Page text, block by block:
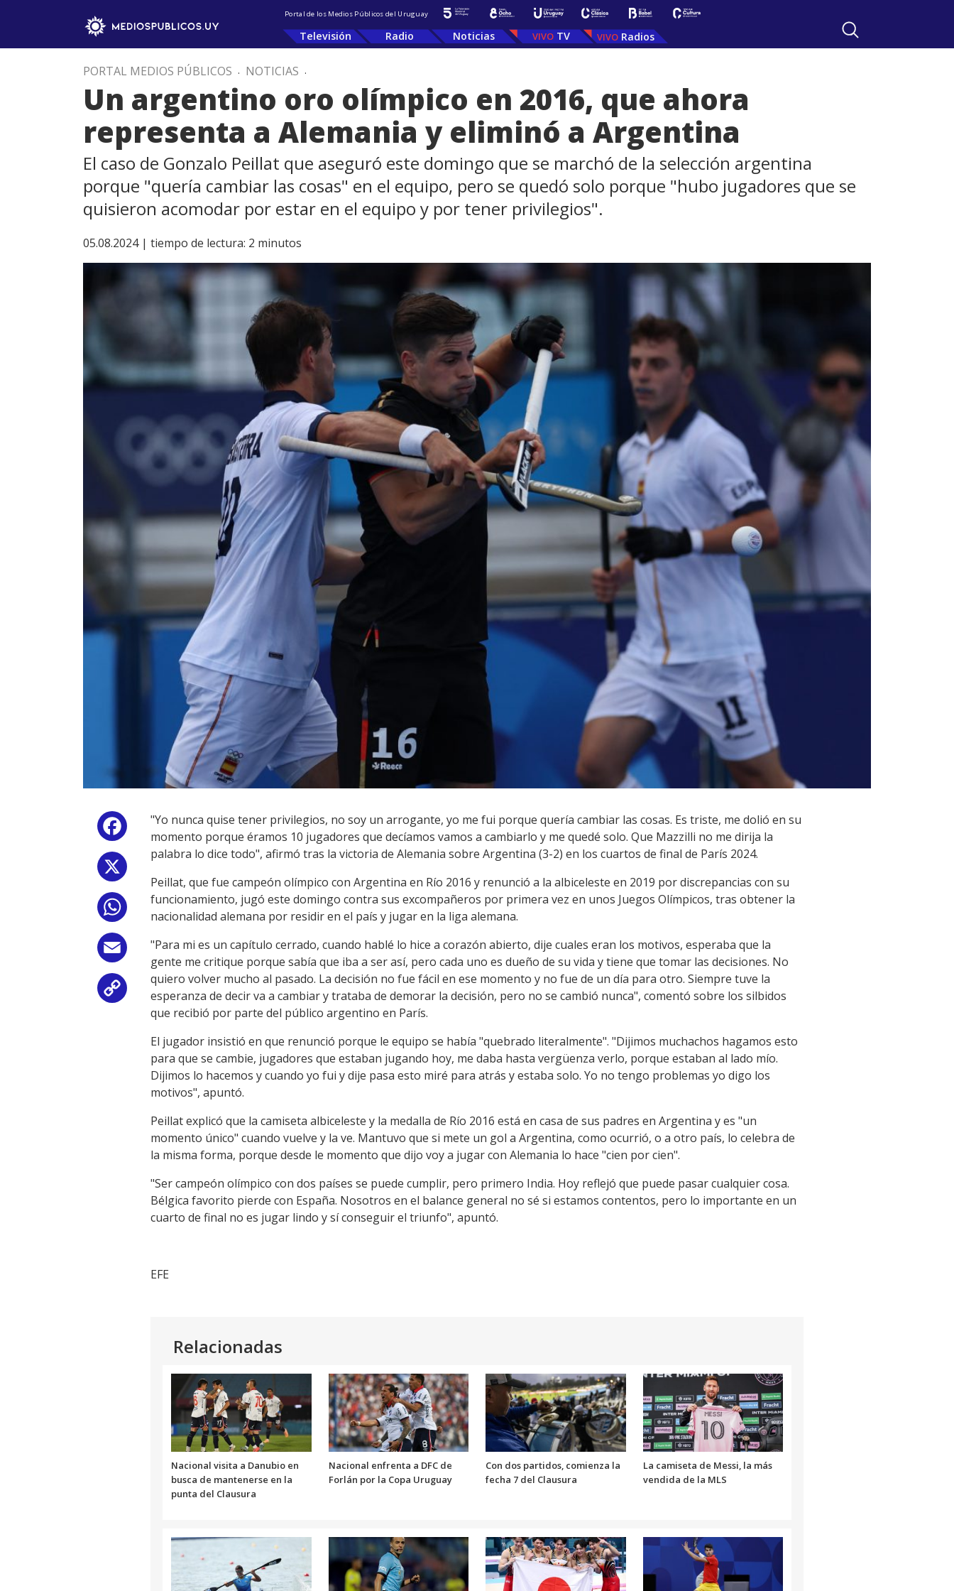
Portal de los Medios Públicos del Uruguay
Televisión Radio Noticias TV Radios
PORTAL MEDIOS PÚBLICOS . NOTICIAS .
Un argentino oro olímpico en 2016, que ahora
representa a Alemania y eliminó a Argentina
El caso de Gonzalo Peillat que aseguró este domingo que se marchó de la selección argentina
porque "quería cambiar las cosas" en el equipo, pero se quedó solo porque "hubo jugadores que se
quisieron acomodar por estar en el equipo y por tener privilegios".
05.08.2024 | tiempo de lectura: 2 minutos
Facebook
WhatsApp
Email
Copy
Link
"Yo nunca quise tener privilegios, no soy un arrogante, yo me fui porque quería cambiar las cosas. Es triste, me dolió en su
momento porque éramos 10 jugadores que decíamos vamos a cambiarlo y me quedé solo. Que Mazzilli no me dirija la
palabra lo dice todo", afirmó tras la victoria de Alemania sobre Argentina (3-2) en los cuartos de final de París 2024.
Peillat, que fue campeón olímpico con Argentina en Río 2016 y renunció a la albiceleste en 2019 por discrepancias con su
funcionamiento, jugó este domingo contra sus excompañeros por primera vez en unos Juegos Olímpicos, tras obtener la
nacionalidad alemana por residir en el país y jugar en la liga alemana.
"Para mi es un capítulo cerrado, cuando hablé lo hice a corazón abierto, dije cuales eran los motivos, esperaba que la
gente me critique porque sabía que iba a ser así, pero cada uno es dueño de su vida y tiene que tomar las decisiones. No
quiero volver mucho al pasado. La decisión no fue fácil en ese momento y no fue de un día para otro. Siempre tuve la
esperanza de decir va a cambiar y trataba de demorar la decisión, pero no se cambió nunca", comentó sobre los silbidos
que recibió por parte del público argentino en París.
El jugador insistió en que renunció porque le equipo se había "quebrado literalmente". "Dijimos muchachos hagamos esto
para que se cambie, jugadores que estaban jugando hoy, me daba hasta vergüenza verlo, porque estaban al lado mío.
Dijimos lo hacemos y cuando yo fui y dije pasa esto miré para atrás y estaba solo. Yo no tengo problemas yo digo los
motivos", apuntó.
Peillat explicó que la camiseta albiceleste y la medalla de Río 2016 está en casa de sus padres en Argentina y es "un
momento único" cuando vuelve y la ve. Mantuvo que si mete un gol a Argentina, como ocurrió, o a otro país, lo celebra de
la misma forma, porque desde le momento que dijo voy a jugar con Alemania lo hace "cien por cien".
"Ser campeón olímpico con dos países se puede cumplir, pero primero India. Hoy reflejó que puede pasar cualquier cosa.
Bélgica favorito pierde con España. Nosotros en el balance general no sé si estamos contentos, pero lo importante en un
cuarto de final no es jugar lindo y sí conseguir el triunfo", apuntó.
EFE
Relacionadas
Nacional visita a Danubio en
busca de mantenerse en la
punta del Clausura
Nacional enfrenta a DFC de
Forlán por la Copa Uruguay
Con dos partidos, comienza la
fecha 7 del Clausura
La camiseta de Messi, la más
vendida de la MLS